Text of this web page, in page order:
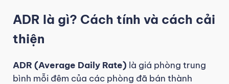
ADR là gì? Cách tính và cách cải
thiện
ADR (Average Daily Rate) là giá phòng trung
bình mỗi đêm của các phòng đã bán thành